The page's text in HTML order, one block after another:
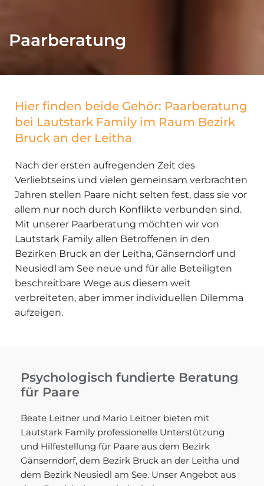
Paarberatung
Hier finden beide Gehör: Paarberatung
bei Lautstark Family im Raum Bezirk
Bruck an der Leitha
Nach der ersten aufregenden Zeit des
Verliebtseins und vielen gemeinsam verbrachten
Jahren stellen Paare nicht selten fest, dass sie vor
allem nur noch durch Konflikte verbunden sind.
Mit unserer Paarberatung möchten wir von
Lautstark Family allen Betroffenen in den
Bezirken Bruck an der Leitha, Gänserndorf und
Neusiedl am See neue und für alle Beteiligten
beschreitbare Wege aus diesem weit
verbreiteten, aber immer individuellen Dilemma
aufzeigen.
Psychologisch fundierte Beratung
für Paare
Beate Leitner und Mario Leitner bieten mit
Lautstark Family professionelle Unterstützung
und Hilfestellung für Paare aus dem Bezirk
Gänserndorf, dem Bezirk Bruck an der Leitha und
dem Bezirk Neusiedl am See. Unser Angebot aus